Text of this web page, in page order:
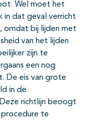
11-06-2026
11-06-2026
11-06-2026
Wel moet het
in dat geval verricht
omdat bij lijden met
van het lijden
zijn te
een nog
De eis van grote
in de
richtlijn beoogt
te